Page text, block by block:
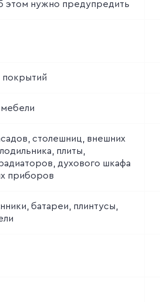
этом нужно предупредить
покрытий
столешниц, внешних
плиты,
духового шкафа
приборов
батареи, плинтусы,